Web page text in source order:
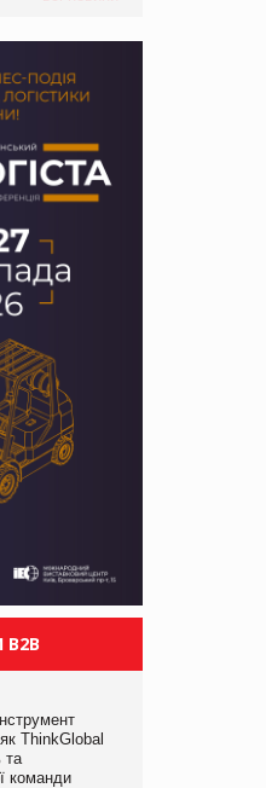
ThinkGlobal
та
команди